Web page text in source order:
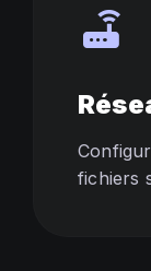
router
fichiers